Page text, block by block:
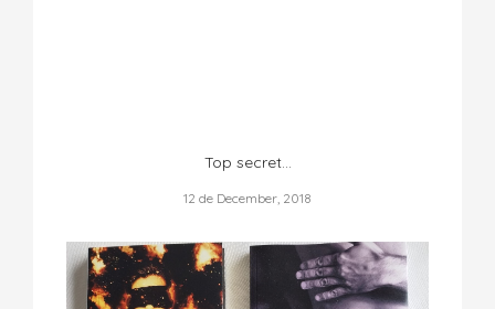
Top secret...
12 de December, 2018